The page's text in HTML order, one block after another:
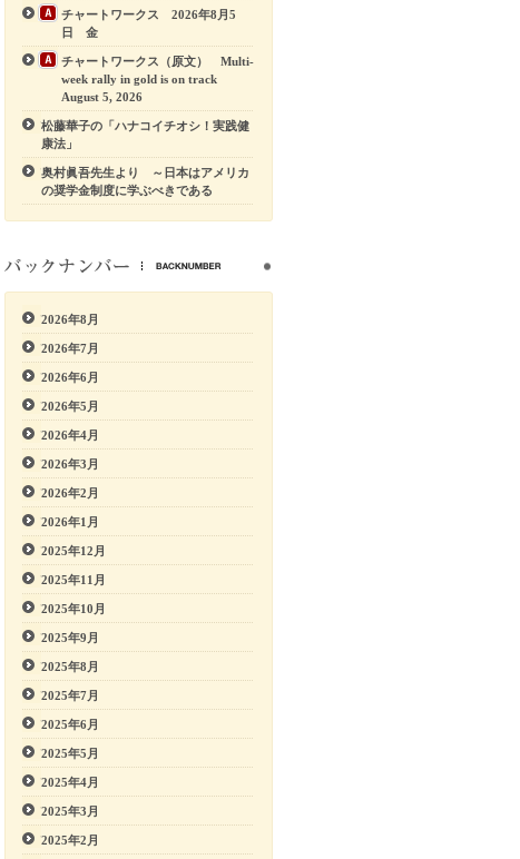
チャートワークス 2026年8月5
日 金
チャートワークス（原文） Multi-
week rally in gold is on track
August 5, 2026
松藤華子の「ハナコイチオシ！実践健
康法」
奥村眞吾先生より ～日本はアメリカ
の奨学金制度に学ぶべきである
2026年8月
2026年7月
2026年6月
2026年5月
2026年4月
2026年3月
2026年2月
2026年1月
2025年12月
2025年11月
2025年10月
2025年9月
2025年8月
2025年7月
2025年6月
2025年5月
2025年4月
2025年3月
2025年2月